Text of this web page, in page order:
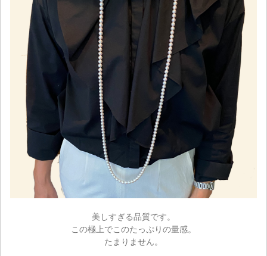
美しすぎる品質です。
この極上でこのたっぷりの量感。
たまりません。